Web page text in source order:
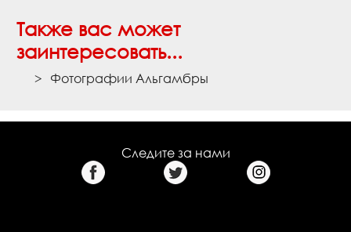
Также вас может
заинтересовать...
Фотографии Альгамбры
Следите за нами